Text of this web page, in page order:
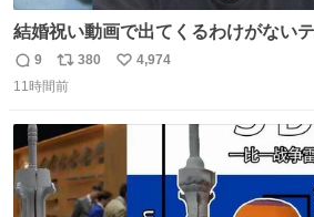
結婚祝い動画で出てくるわけがない
youtu.be/4pJ7U22AYtw
返
信
9
リ
ポ
ト
数
380
い
4,974
11時間前